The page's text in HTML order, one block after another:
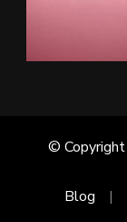
©
Blog